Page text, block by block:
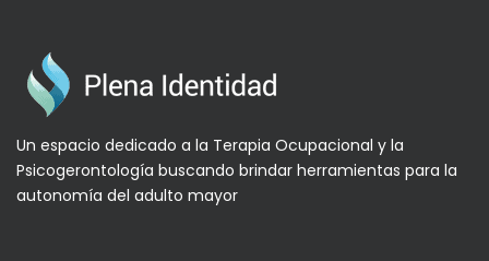
Un espacio dedicado a la Terapia Ocupacional y la
Psicogerontología buscando brindar herramientas para la
autonomía del adulto mayor